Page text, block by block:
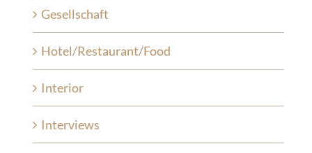
Gesellschaft
Hotel/Restaurant/Food
Interior
Interviews